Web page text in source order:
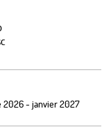
2026 - janvier 2027